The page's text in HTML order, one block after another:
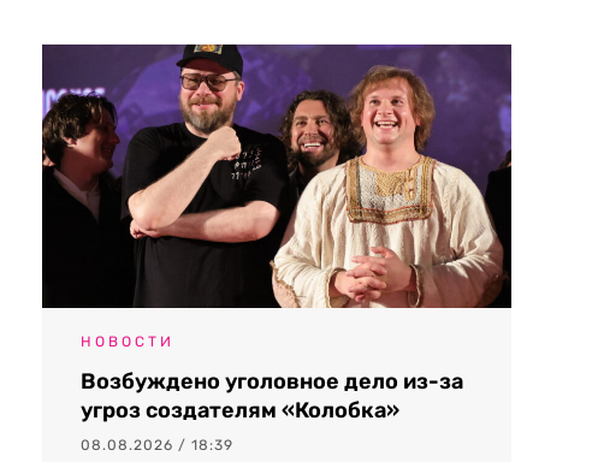
НОВОСТИ
Возбуждено уголовное дело из-за
угроз создателям «Колобка»
08.08.2026 / 18:39